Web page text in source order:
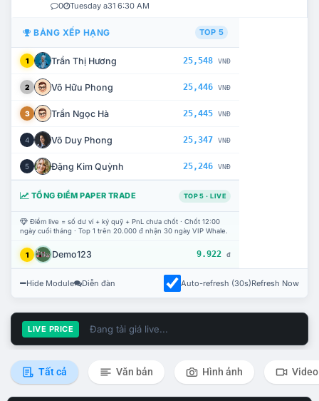
0 Tuesday a31 6:30 AM
BẢNG XẾP HẠNG TOP 5
1 Trần Thị Hương 25,548 VNĐ
2 Võ Hữu Phong 25,446 VNĐ
3 Trần Ngọc Hà 25,445 VNĐ
4 Võ Duy Phong 25,347 VNĐ
5 Đặng Kim Quỳnh 25,246 VNĐ
TỔNG ĐIỂM PAPER TRADE TOP 5 · LIVE
Điểm live = số dư ví + ký quỹ + PnL chưa chốt · Chốt 12:00
ngày cuối tháng · Top 1 trên 20.000 đ nhận 30 ngày VIP Whale.
1 Demo123 9.922 đ
Hide Module Diễn đàn Auto-refresh (30s)Refresh Now
LIVE PRICE Đang tải giá live...
Tất cả Văn bản Hình ảnh Video